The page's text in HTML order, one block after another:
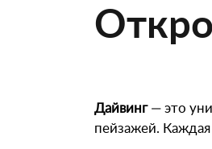
Дайвинг — это
пейзажей.